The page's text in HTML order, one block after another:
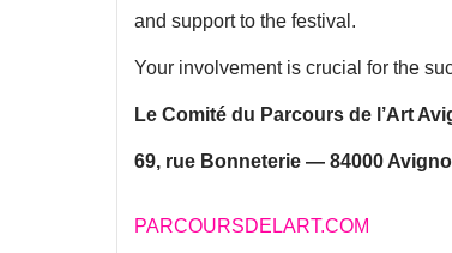
and support to the festival.
Your involvement is crucial for the
Le Comité du Parcours de l’Art
69, rue Bonneterie — 84000
PARCOURSDELART.COM